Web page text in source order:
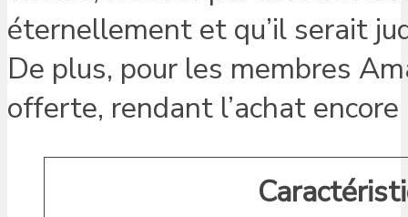
éternellement et qu’il serait
De plus, pour les membres
offerte, rendant l’achat